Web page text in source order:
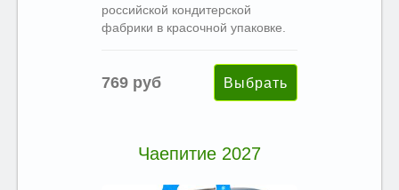
российской кондитерской
фабрики в красочной упаковке.
769 руб
Чаепитие 2027